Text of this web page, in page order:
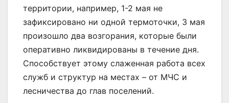
территории, например, 1-2 мая не
зафиксировано ни одной термоточки, 3 мая
произошло два возгорания, которые были
оперативно ликвидированы в течение дня.
Способствует этому слаженная работа всех
служб и структур на местах – от МЧС и
лесничества до глав поселений.